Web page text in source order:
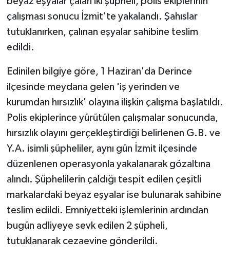
çalışması sonucu İzmit'te yakalandı. Şahıslar
tutuklanırken, çalınan eşyalar sahibine teslim
edildi.
Edinilen bilgiye göre, 1 Haziran'da Derince
ilçesinde meydana gelen 'iş yerinden ve
kurumdan hırsızlık' olayına ilişkin çalışma başlatıldı.
Polis ekiplerince yürütülen çalışmalar sonucunda,
hırsızlık olayını gerçekleştirdiği belirlenen G.B. ve
Y.A. isimli şüpheliler, aynı gün İzmit ilçesinde
düzenlenen operasyonla yakalanarak gözaltına
alındı. Şüphelilerin çaldığı tespit edilen çeşitli
markalardaki beyaz eşyalar ise bulunarak sahibine
teslim edildi. Emniyetteki işlemlerinin ardından
bugün adliyeye sevk edilen 2 şüpheli,
tutuklanarak cezaevine gönderildi.